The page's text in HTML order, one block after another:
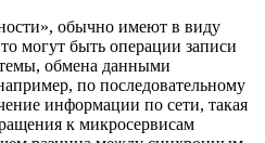
обычно имеют в виду
могут быть операции записи
обмена данными
по последовательному
информации по сети, такая
к микросервисам